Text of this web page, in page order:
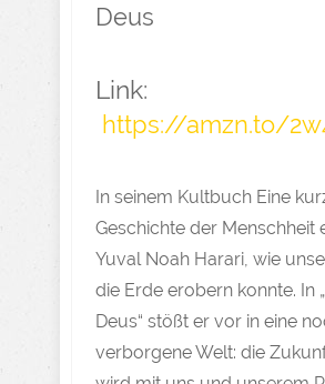
Deus
Link:
https://amzn.to/
In seinem Kultbuch Eine
Geschichte der Menschheit
Yuval Noah Harari, wie
die Erde erobern konnte. In
Deus“ stößt er vor in eine
verborgene Welt: die